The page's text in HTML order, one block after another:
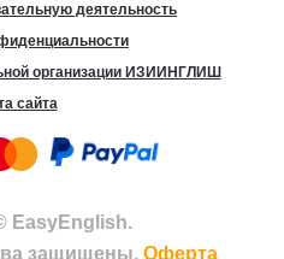
деятельность
организации ИЗИИНГЛИШ
сайта
EasyEnglish.
защищены. Оферта